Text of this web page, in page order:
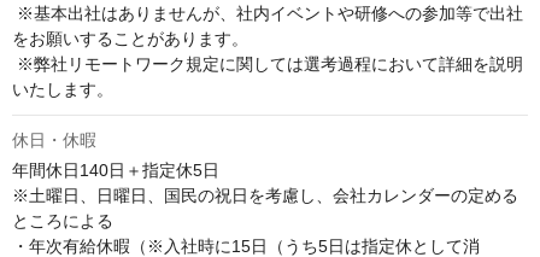
をお願いすることがあります。
いたします。
休日・休暇
年間休日140日＋指定休5日
※土曜日、日曜日、国民の祝日を考慮し、会社カレンダーの定める
ところによる
・年次有給休暇（※入社時に15日（うち5日は指定休として消